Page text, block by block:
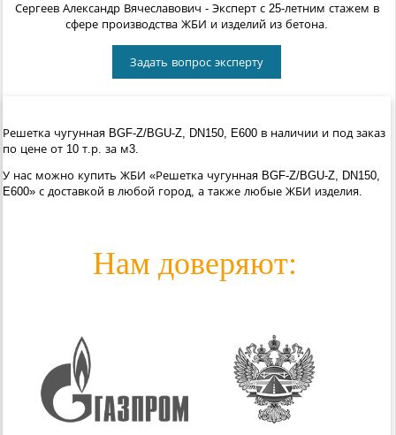
Сергеев Александр Вячеславович - Эксперт с 25-летним стажем в
сфере производства ЖБИ и изделий из бетона.
Задать вопрос эксперту
Решетка чугунная BGF-Z/BGU-Z, DN150, E600 в наличии и под заказ
по цене от 10 т.р. за м3.
У нас можно купить ЖБИ «Решетка чугунная BGF-Z/BGU-Z, DN150,
E600» с доставкой в любой город, а также любые ЖБИ изделия.
Нам доверяют: